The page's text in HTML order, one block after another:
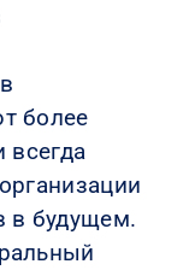
более
всегда
в будущем.